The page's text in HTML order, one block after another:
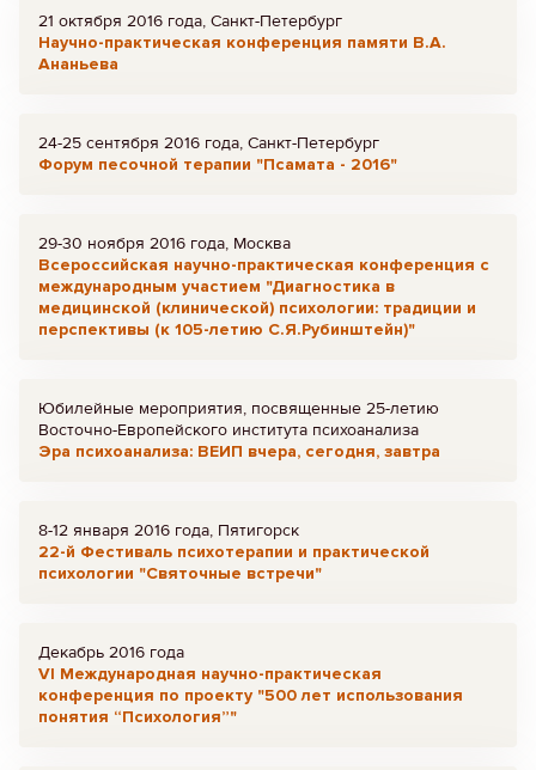
21 октября 2016 года, Санкт-Петербург
Научно-практическая конференция памяти В.А.
Ананьева
24-25 сентября 2016 года, Санкт-Петербург
Форум песочной терапии "Псамата - 2016"
29-30 ноября 2016 года, Москва
Всероссийская научно-практическая конференция с
международным участием "Диагностика в
медицинской (клинической) психологии: традиции и
перспективы (к 105-летию С.Я.Рубинштейн)"
Юбилейные мероприятия, посвященные 25-летию
Восточно-Европейского института психоанализа
Эра психоанализа: ВЕИП вчера, сегодня, завтра
8-12 января 2016 года, Пятигорск
22-й Фестиваль психотерапии и практической
психологии "Святочные встречи"
Декабрь 2016 года
VI Международная научно-практическая
конференция по проекту "500 лет использования
понятия “Психология”"